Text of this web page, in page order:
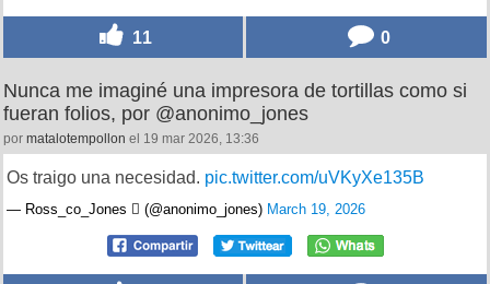
11 0
Nunca me imaginé una impresora de tortillas como si
fueran folios, por @anonimo_jones
por matalotempollon el 19 mar 2026, 13:36
Os traigo una necesidad. pic.twitter.com/uVKyXe135B
— Ross_co_Jones  (@anonimo_jones) March 19, 2026